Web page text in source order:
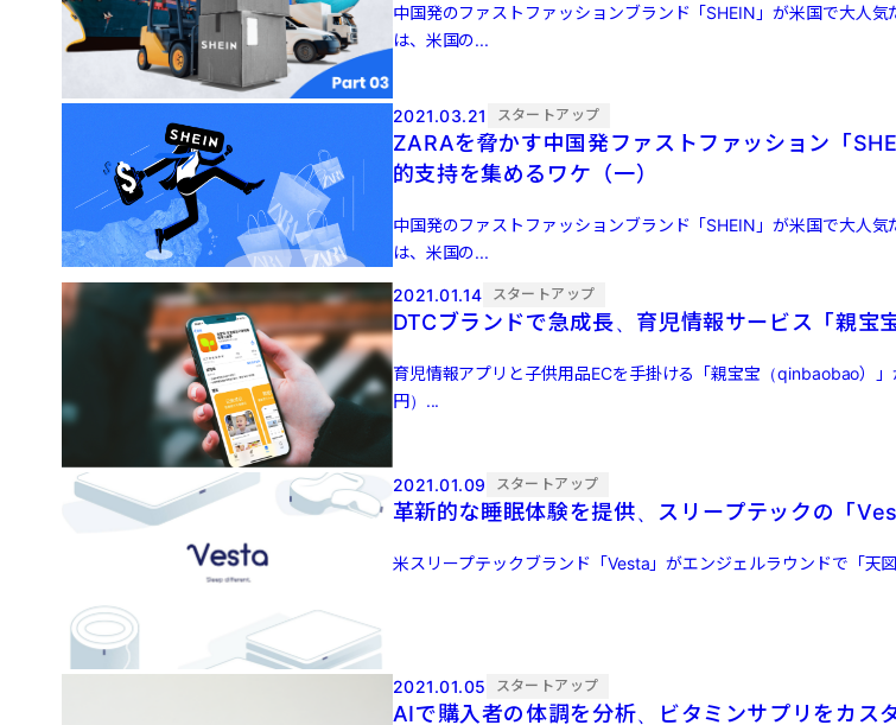
中国発のファストファッションブランド「SHEIN」が米国で大人
は、米国の...
2021.03.21 スタートアップ
ZARAを脅かす中国発ファストファッション「
的支持を集めるワケ（一）
中国発のファストファッションブランド「SHEIN」が米国で大人
は、米国の...
2021.01.14 スタートアップ
DTCブランドで急成長、育児情報サービス「親宝
育児情報アプリと子供用品ECを手掛ける「親宝宝（qinbaobao）
円）...
2021.01.09 スタートアップ
革新的な睡眠体験を提供、スリープテックの「
米スリープテックブランド「Vesta」がエンジェルラウンドで「天
2021.01.05 スタートアップ
AIで購入者の体調を分析、ビタミンサプリをカ